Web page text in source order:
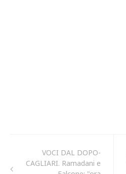
VOCI DAL DOPO-
CAGLIARI. Ramadani e